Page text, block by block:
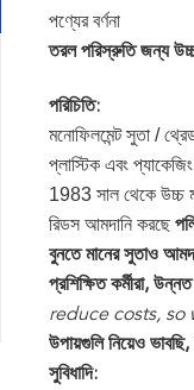
পণ্যের বর্ণনা
তরল পরিস্রুতি জন্য
পরিচিতি:
মনোফিলমেন্ট সুতা /
প্লাস্টিক এবং
1983 সাল থেকে উচ্চ
রিডস আমদানি করছে
বুনতে মানের সুতাও
প্রশিক্ষিত কর্মীরা,
reduce costs,
উপায়গুলি নিয়েও
সুবিধাদি: